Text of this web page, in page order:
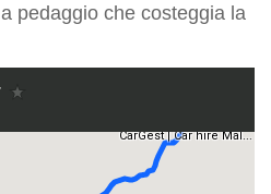
pedaggio che costeggia la